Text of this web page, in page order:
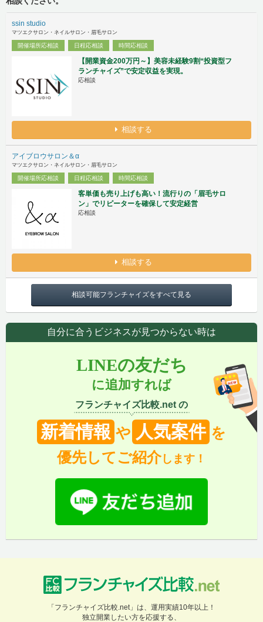
ssin studio
マツエクサロン・ネイルサロン・眉毛サロン
開催場所応相談 日程応相談 時間応相談
【開業資金200万円～】美容未経験9割“投資型フ
ランチャイズ”で安定収益を実現。
応相談
相談する
アイブロウサロン＆α
マツエクサロン・ネイルサロン・眉毛サロン
開催場所応相談 日程応相談 時間応相談
客単価も売り上げも高い！流行りの「眉毛サロ
ン」でリピーターを確保して安定経営
応相談
相談する
相談可能フランチャイズをすべて見る
自分に合うビジネスが見つからない時は
LINEの友だち
に追加すれば
フランチャイズ比較.net の
新着情報 や 人気案件 を
優先してご紹介します！
「フランチャイズ比較.net」は、運用実績10年以上！
独立開業したい方を応援する、